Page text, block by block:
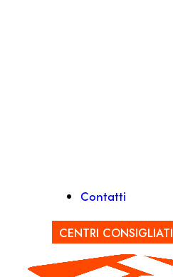
Contatti
CENTRI CONSIGLIATI